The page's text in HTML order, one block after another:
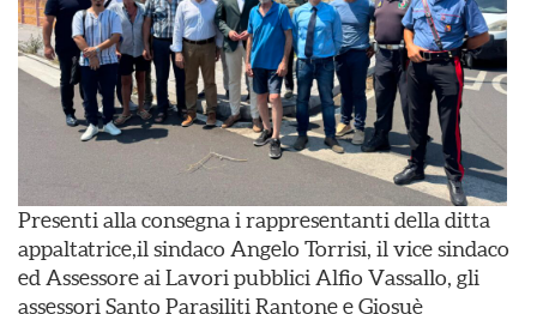
Presenti alla consegna i rappresentanti della ditta
appaltatrice,il sindaco Angelo Torrisi, il vice sindaco
ed Assessore ai Lavori pubblici Alfio Vassallo, gli
assessori Santo Parasiliti Rantone e Giosuè